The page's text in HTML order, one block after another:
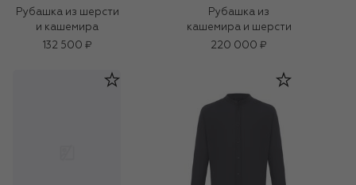
Рубашка из шерсти
и кашемира
132 500 ₽
Рубашка из
кашемира и шерсти
220 000 ₽